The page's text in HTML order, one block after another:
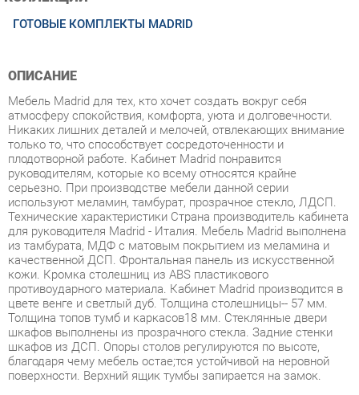
ОПИСАНИЕ
атмосферу спокойствия, комфорта, уюта и долговечности.
Никаких лишних деталей и мелочей, отвлекающих внимание
только то, что способствует сосредоточенности и
плодотворной работе. Кабинет Madrid понравится
руководителям, которые ко всему относятся крайне
серьезно. При производстве мебели данной серии
используют меламин, тамбурат, прозрачное стекло, ЛДСП.
Технические характеристики Страна производитель кабинета
для руководителя Madrid - Италия. Мебель Madrid выполнена
из тамбурата, МДФ с матовым покрытием из меламина и
качественной ДСП. Фронтальная панель из искусственной
кожи. Кромка столешниц из ABS пластикового
противоударного материала. Кабинет Madrid производится в
цвете венге и светлый дуб. Толщина столешницы-- 57 мм.
Толщина топов тумб и каркасов18 мм. Стеклянные двери
шкафов выполнены из прозрачного стекла. Задние стенки
шкафов из ДСП. Опоры столов регулируются по высоте,
благодаря чему мебель остаe;тся устойчивой на неровной
поверхности. Верхний ящик тумбы запирается на замок.
Условия покупки
Благодаря качественным фото, исчерпывающей информации
о характеристиках и параметрах, а также отзывам